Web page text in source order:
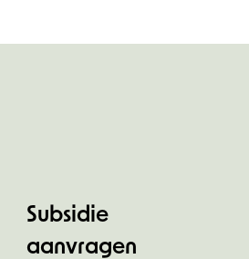
Subsidie
aanvragen